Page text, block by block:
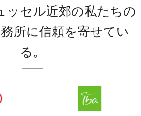
ッセル近郊の私たちの
所に信頼を寄せてい
る。